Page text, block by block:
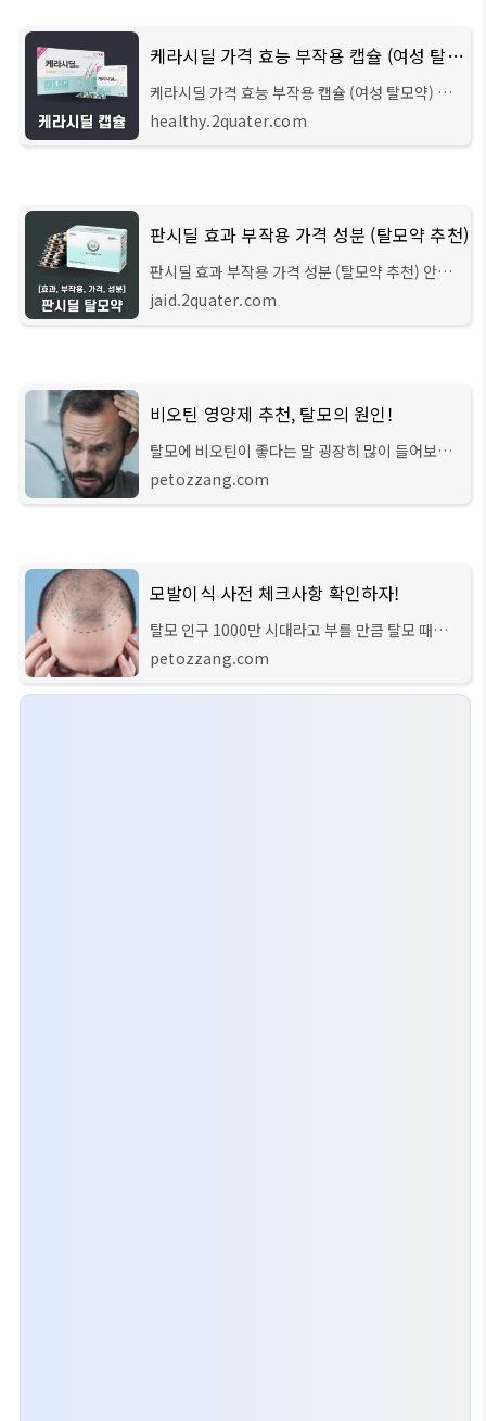
케라시딜 가격 효능 부작용 캡슐 (여성 탈모약)
케라시딜 가격 효능 부작용 캡슐 (여성 탈모약) 안
녕하세요 헬스 큐레이터입니다. 이번 시간에는 비
호르몬 성분으로 안정성이 높은 여성 탈모약 '케라
healthy.2quater.com
판시딜 효과 부작용 가격 성분 (탈모약 추천)
판시딜 효과 부작용 가격 성분 (탈모약 추천) 안녕
하세요 문무남입니다. 이번 글에서는 약국에서 판
매되는 탈모약 중에서 8년 연속이나 판매 1위를 차
jaid.2quater.com
비오틴 영양제 추천, 탈모의 원인!
탈모에 비오틴이 좋다는 말 굉장히 많이 들어보셨
죠? 그러나 비오틴을 먹고 난 후 실제로 효과를 많
이 봤다는 분들도 많지만 어떤 분들은 많이 먹어도
petozzang.com
모발이식 사전 체크사항 확인하자!
탈모 인구 1000만 시대라고 부를 만큼 탈모 때문
에 고민이신 분들이 굉장히 많다고 합니다. 탈모 고
민해결을 위한 의학적 수술 방법으로 '모발 이식'이
있는데요. 모발 이식, 말도 많아서 심을까
petozzang.com